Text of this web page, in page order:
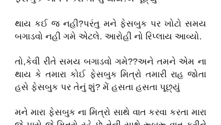
થાય કઈ જ નહી?પરંતુ મને ફેસબુક પર ખોટો સમય
બગાડવો નહી ગમે એટલે. આરોહી નો રિપ્લાય આવ્યો.
તો,કેવી રીતે સમય બગાડવો ગમે??અને તમને એમ ના
થાય કે તમારા કોઈ ફેસબુક મિત્રો તમારી રાહ જોતા
હસે ફેસબુક પર તેનું શું? મેં હસતા હસતા પૂછ્યું
મને મારા ફેસબુક ના મિત્રો સાથે વાત કરવા કરતા મારા